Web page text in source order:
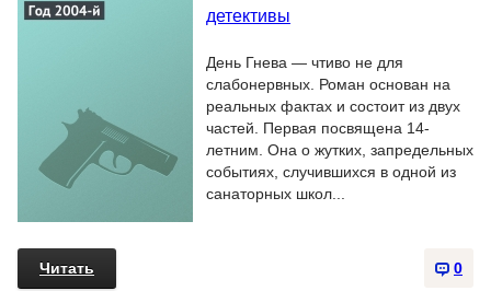
детективы
День Гнева — чтиво не для
слабонервных. Роман основан на
реальных фактах и состоит из двух
частей. Первая посвящена 14-
летним. Она о жутких, запредельных
событиях, случившихся в одной из
санаторных школ...
0
Читать